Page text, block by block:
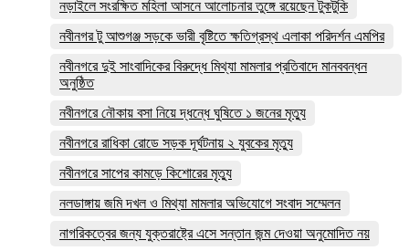
নড়াইলে সংরক্ষিত মহিলা আসনে আলোচনার তুঙ্গে রয়েছেন টুকটুকি
নবীনগর টু আশুগঞ্জ সড়কে ভারী বৃষ্টিতে ক্ষতিগ্রস্থ এলাকা পরিদর্শন এমপির
নবীনগরে দুই সাংবাদিকের বিরুদ্ধে মিথ্যা মামলার প্রতিবাদে মানববন্ধন
অনুষ্ঠিত
নবীনগরে নৌকায় বসা নিয়ে দ্ধন্ধে ঘুষিতে ১ জনের মৃত্যু
নবীনগরে রাধিকা রোডে সড়ক দূর্ঘটনায় ২ যুবকের মৃত্যু
নবীনগরে সাপের কামড়ে কিশোরের মৃত্যু
নলডাঙ্গায় জমি দখল ও মিথ্যা মামলার অভিযোগে সংবাদ সম্মেলন
নাগরিকত্বের জন্য যুক্তরাষ্ট্রে এসে সন্তান জন্ম দেওয়া অনুমোদিত নয়